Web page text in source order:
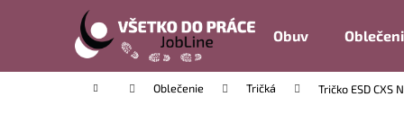
Obuv
Domov Oblečenie Tričká Tričko ESD CXS
í
Späť
do
Späť
do